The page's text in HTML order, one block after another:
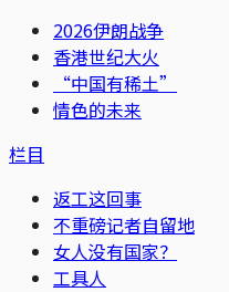
2026伊朗战争
香港世纪大火
“中国有稀土”
情色的未来
栏目
返工这回事
不重磅记者自留地
女人没有国家？
工具人